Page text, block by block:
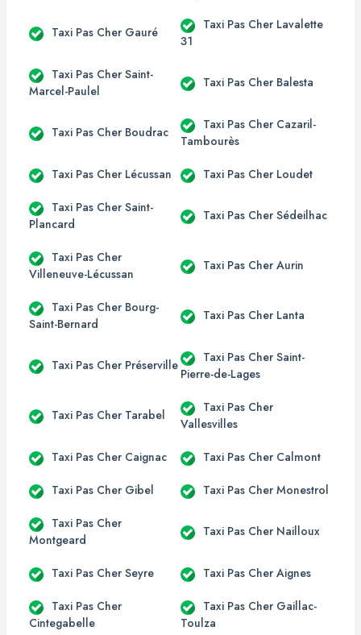
Taxi Pas Cher Gauré
Taxi Pas Cher Lavalette
31
Taxi Pas Cher Saint-
Marcel-Paulel
Taxi Pas Cher Balesta
Taxi Pas Cher Boudrac
Taxi Pas Cher Cazaril-
Tambourès
Taxi Pas Cher Lécussan Taxi Pas Cher Loudet
Taxi Pas Cher Saint-
Plancard
Taxi Pas Cher Sédeilhac
Taxi Pas Cher
Villeneuve-Lécussan
Taxi Pas Cher Aurin
Taxi Pas Cher Bourg-
Saint-Bernard
Taxi Pas Cher Lanta
Taxi Pas Cher Préserville
Taxi Pas Cher Saint-
Pierre-de-Lages
Taxi Pas Cher Tarabel
Taxi Pas Cher
Vallesvilles
Taxi Pas Cher Caignac Taxi Pas Cher Calmont
Taxi Pas Cher Gibel Taxi Pas Cher Monestrol
Taxi Pas Cher
Montgeard
Taxi Pas Cher Nailloux
Taxi Pas Cher Seyre Taxi Pas Cher Aignes
Taxi Pas Cher
Cintegabelle
Taxi Pas Cher Gaillac-
Toulza